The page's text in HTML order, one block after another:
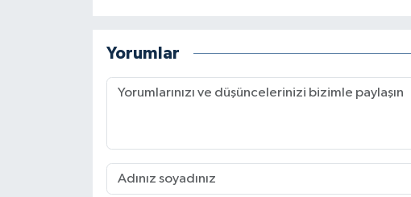
Yorumlar